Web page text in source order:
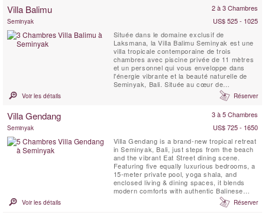
Villa Balimu 2 à 3 Chambres
Seminyak
US$ 525 - 1025
Située dans le domaine exclusif de
Laksmana, la Villa Balimu Seminyak est une
villa tropicale contemporaine de trois
chambres avec piscine privée de 11 mètres
et un personnel qui vous enveloppe dans
l'énergie vibrante et la beauté naturelle de
Seminyak, Bali. Située au cœur de
Seminyak, la Villa Balimu se trouve à
seulement quelques pas des meilleurs clubs
Jalan Kayu Aya, connue sous le nom de «
Voir les détails Réserver
Villa Gendang 3 à 5 Chambres
Seminyak
US$ 725 - 1650
Villa Gendang is a brand-new tropical retreat
in Seminyak, Bali, just steps from the beach
and the vibrant Eat Street dining scene.
Featuring five equally luxurious bedrooms, a
15-meter private pool, yoga shala, and
enclosed living & dining spaces, it blends
modern comforts with authentic Balinese
charm. Complete with butler service, daily
breakfast, and seamless access to
Voir les détails Réserver